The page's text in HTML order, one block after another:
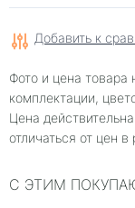
Добавить к
Фото и цена товара
комплектации,
Цена
отличаться от цен
С ЭТИМ